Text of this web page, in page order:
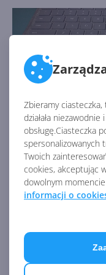
Zbieramy
działała
obsługę.Ciasteczka
spersonalizowanych
Twoich
cookies, akceptując
dowolnym
informacji o
Czy nowa tkanina
sprzętu
Zdecydowanie
wykończenia.
należy jedynie do